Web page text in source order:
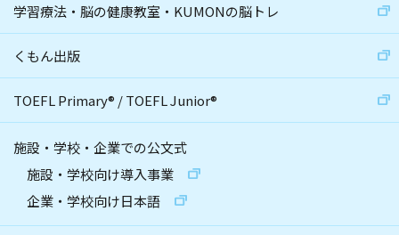
学習療法・脳の健康教室・KUMONの脳トレ
くもん出版
TOEFL Primary® /TOEFL Junior®
施設・学校・企業での公文式
施設・学校向け導入事業
企業・学校向け日本語